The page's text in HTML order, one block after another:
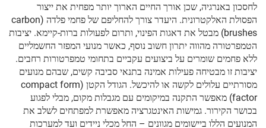
לחסכון באנרגיה, שכן אורך החיים הארוך יותר מפחית את ייצור
הפסולת האלקטרונית. היעדר צורך להחליפם של פחמי פלדה (carbon
brushes) מבטל את דאגות הפינוי, ותרום לפעולות ברות-קיימא. יציבות
הטמפרטורה מהווה יתרון חשוב נוסף, כאשר מנועי המפזר החשמליים
ללא פחמים שומרים על ביצועים עקביים בתחומי טמפרטורות רחבים.
יציבות זו מבטיחה פעילות אמינה בתנאי סביבה קשים, שבהם מנועים
מסורתיים עלולים לקשה או להיכשל. הגודל הקטן (compact form
factor) מאפשר התקנה במיקומים עם מגבלות מקום, מבלי לפגוע
בכושר הקירור. גמישות האינטגרציה מאפשרת למפתחים לשלב את
המנועים הללו ביישומים מגוונים – החל מכלי ניידים ועד למערכות